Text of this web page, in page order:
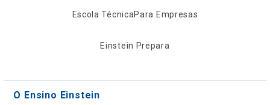
Escola TécnicaPara Empresas
Einstein Prepara
O Ensino Einstein